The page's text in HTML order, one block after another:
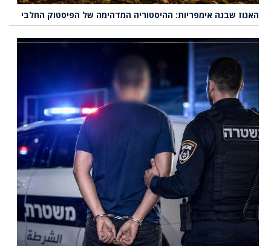
האגוז שבנה אימפריות: ההיסטוריה המדהימה של הפיסטוק החלבי